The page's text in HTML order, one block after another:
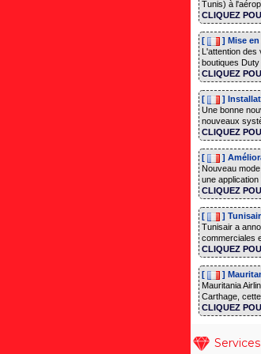
Tunis) à
CLIQUEZ
[ ] Mise en
L'attention
boutiques
CLIQUEZ
[ ]
Une bonne
nouveaux
CLIQUEZ
[ ]
Nouveau
une
CLIQUEZ
[ ] Tunisair
Tunisair a
commerciales
CLIQUEZ
[ ]
Mauritania
Carthage,
CLIQUEZ